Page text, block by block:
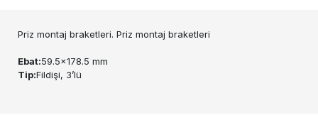
Priz montaj braketleri. Priz montaj braketleri
Ebat:59.5x178.5 mm
Tip:Fildişi, 3’lü